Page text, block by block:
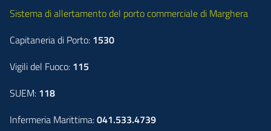
Sistema di allertamento del porto commerciale di Marghera
Capitaneria di Porto: 1530
Vigili del Fuoco: 115
SUEM: 118
Infermeria Marittima:041.533.4739